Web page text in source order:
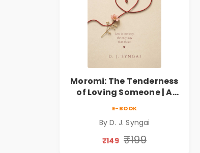
Moromi: The Tenderness
of Loving Someone | A
Love, Healing, Self-
Discovery & Emotional
E-BOOK
By D. J. Syngai
₹149 ₹199